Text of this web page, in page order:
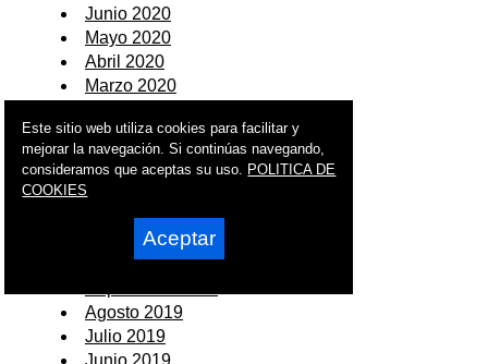
Junio 2020
Mayo 2020
Abril 2020
Marzo 2020
Enero 2020
2019
Diciembre 2019
Noviembre 2019
Octubre 2019
Agosto 2019
Julio 2019
Junio 2019
Este sitio web utiliza cookies para facilitar y
mejorar la navegación. Si continúas navegando,
consideramos que aceptas su uso. POLITICA DE
COOKIES
Aceptar